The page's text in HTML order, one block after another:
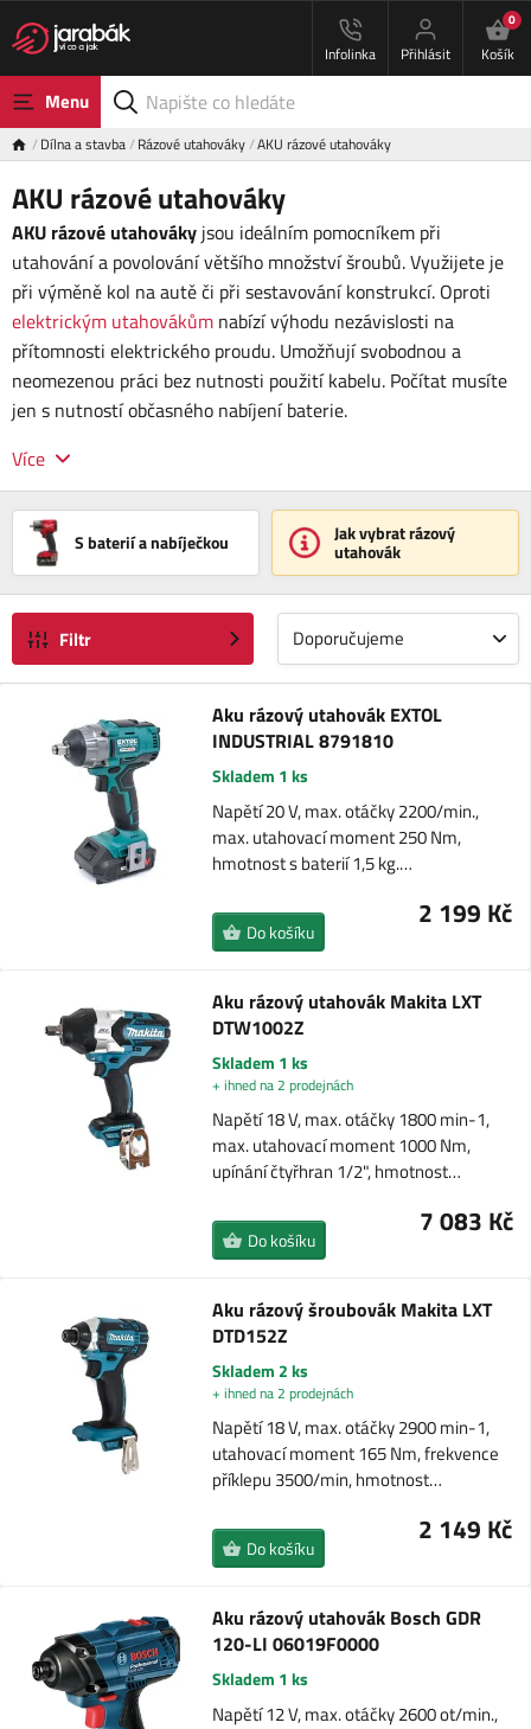
Infolinka Přihlásit
0
Košík
Menu
Dílna a stavba Rázové utahováky AKU rázové utahováky
AKU rázové utahováky
AKU rázové utahováky jsou ideálním pomocníkem při
utahování a povolování většího množství šroubů. Využijete je
při výměně kol na autě či při sestavování konstrukcí. Oproti
elektrickým utahovákům nabízí výhodu nezávislosti na
přítomnosti elektrického proudu. Umožňují svobodnou a
neomezenou práci bez nutnosti použití kabelu. Počítat musíte
jen s nutností občasného nabíjení baterie.
Více
S baterií a nabíječkou Jak vybrat rázový
utahovák
Filtr Doporučujeme
Aku rázový utahovák EXTOL
INDUSTRIAL 8791810
Skladem 1 ks
Napětí 20 V, max. otáčky 2200/min.,
max. utahovací moment 250 Nm,
hmotnost s baterií 1,5 kg.…
2 199 Kč
Do košíku
Aku rázový utahovák Makita LXT
DTW1002Z
Skladem 1 ks
+ ihned na 2 prodejnách
Napětí 18 V, max. otáčky 1800 min-1,
max. utahovací moment 1000 Nm,
upínání čtyřhran 1/2", hmotnost…
7 083 Kč
Do košíku
Aku rázový šroubovák Makita LXT
DTD152Z
Skladem 2 ks
+ ihned na 2 prodejnách
Napětí 18 V, max. otáčky 2900 min-1,
utahovací moment 165 Nm, frekvence
příklepu 3500/min, hmotnost…
2 149 Kč
Do košíku
Aku rázový utahovák Bosch GDR
120-LI 06019F0000
Skladem 1 ks
Napětí 12 V, max. otáčky 2600 ot/min.,